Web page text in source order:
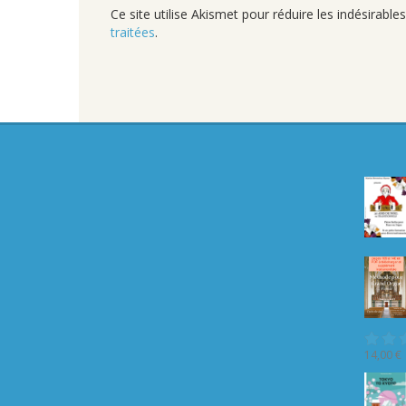
Ce site utilise Akismet pour réduire les
traitées.
Note
5
14,00€